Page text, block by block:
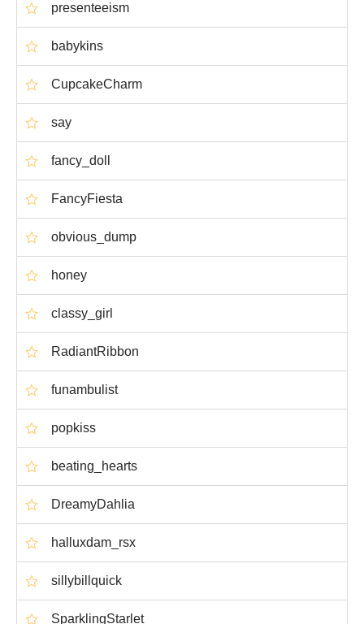
presenteeism
babykins
CupcakeCharm
say
fancy_doll
FancyFiesta
obvious_dump
honey
classy_girl
RadiantRibbon
funambulist
popkiss
beating_hearts
DreamyDahlia
halluxdam_rsx
sillybillquick
SparklingStarlet